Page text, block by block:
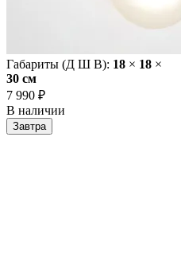
Габариты (Д Ш В): 18 × 18 ×
30 cм
7 990 ₽
В наличии
Завтра